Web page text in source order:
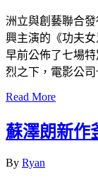
洲立與創藝聯合
興主演的《功夫
早前公佈了七場
烈之下，電影公
Read More
蘇澤朗新作
By Ryan